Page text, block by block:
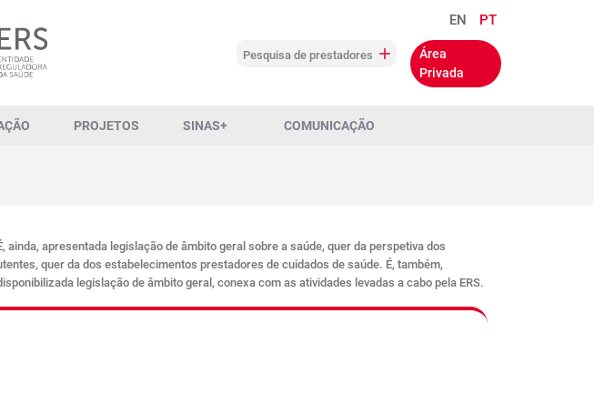
EN PT
Área
Privada
Pesquisa de prestadores
PROJETOS SINAS+ COMUNICAÇÃO
ainda, apresentada legislação de âmbito geral sobre a saúde, quer da perspetiva dos
quer da dos estabelecimentos prestadores de cuidados de saúde. É, também,
legislação de âmbito geral, conexa com as atividades levadas a cabo pela ERS.